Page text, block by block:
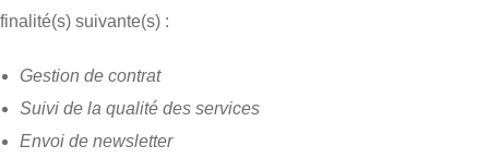
finalité(s) suivante(s) :
Gestion de contrat
Suivi de la qualité des services
Envoi de newsletter